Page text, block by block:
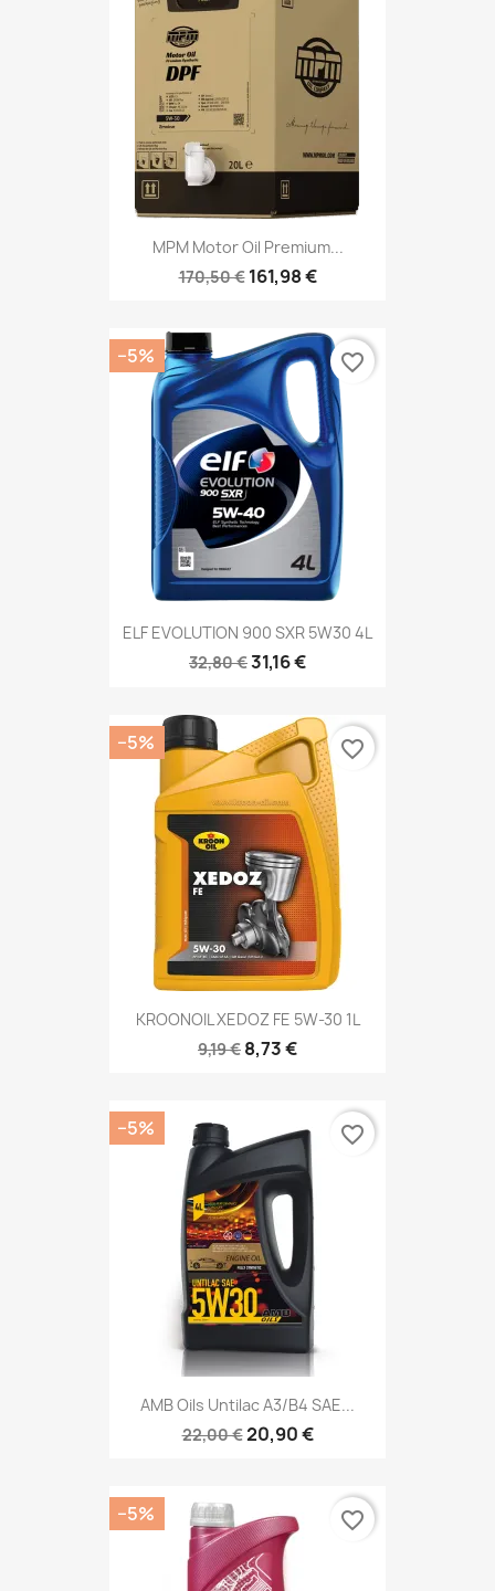
MPM Motor Oil Premium...
170,50 € 161,98 €
ELF EVOLUTION 900 SXR 5W30 4L
32,80 €31,16 €
−5% favorite_border
KROONOIL XEDOZ FE 5W-30 1L
9,19 € 8,73 €
−5% favorite_border
AMB Oils Untilac A3/B4 SAE...
22,00 €20,90 €
−5% favorite_border
−5% favorite_border